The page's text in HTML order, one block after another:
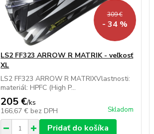
309 €
- 34 %
LS2 FF323 ARROW R MATRIK - veľkosť
XL
LS2 FF323 ARROW R MATRIXVlastnosti:
materiál: HPFC (High P...
205 €/ks
166,67 € bez DPH Skladom
Pridať do košíka